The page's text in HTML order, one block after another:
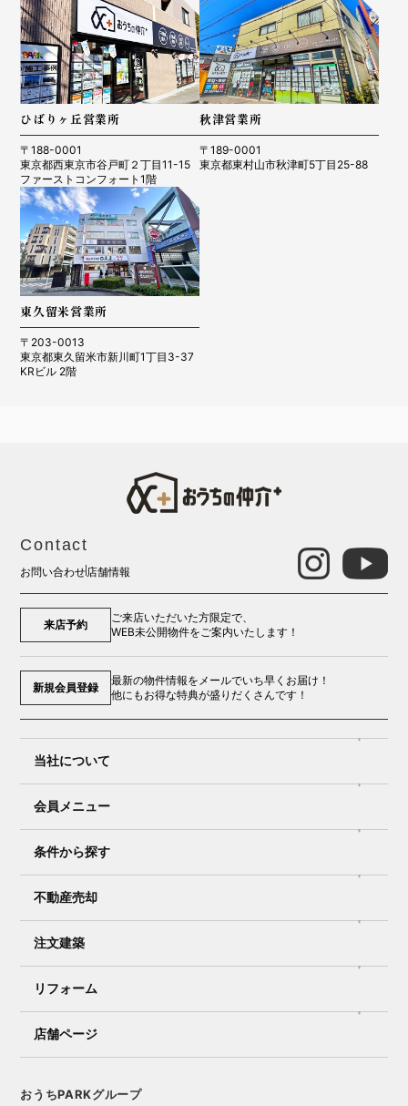
ひばりヶ丘営業所
〒188-0001
東京都西東京市谷戸町２丁目11-15
ファーストコンフォート1階
秋津営業所
〒189-0001
東京都東村山市秋津町5丁目25-88
東久留米営業所
〒203-0013
東京都東久留米市新川町1丁目3-37
KRビル 2階
Contact
お問い合わせ店舗情報
来店予約
ご来店いただいた方限定で、
WEB未公開物件をご案内いたします！
新規会員登録
最新の物件情報をメールでいち早くお届け！
他にもお得な特典が盛りだくさんです！
当社について
会員メニュー
条件から探す
不動産売却
注文建築
リフォーム
店舗ページ
おうちPARKグループ